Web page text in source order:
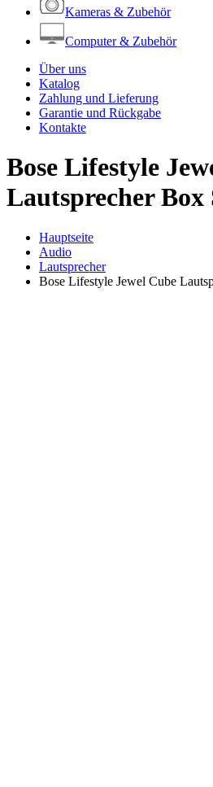
Kameras & Zubehör
Computer & Zubehör
Über uns
Katalog
Zahlung und Lieferung
Garantie und Rückgabe
Kontakte
Bose Lifestyle
Lautsprecher Box
Hauptseite
Audio
Lautsprecher
Bose Lifestyle Jewel Cube